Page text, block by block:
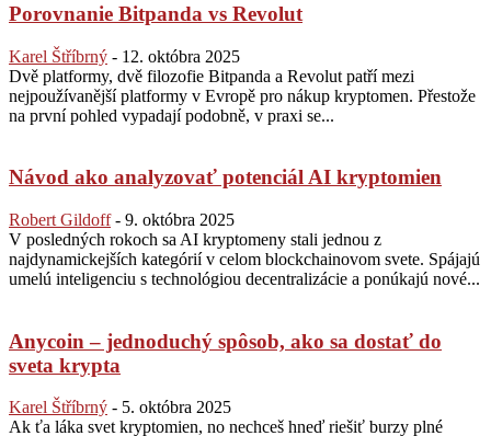
Porovnanie Bitpanda vs Revolut
Karel Štříbrný - 12. októbra 2025
Dvě platformy, dvě filozofie Bitpanda a Revolut patří mezi
nejpoužívanější platformy v Evropě pro nákup kryptomen. Přestože
na první pohled vypadají podobně, v praxi se...
Návod ako analyzovať potenciál AI kryptomien
Robert Gildoff - 9. októbra 2025
V posledných rokoch sa AI kryptomeny stali jednou z
najdynamickejších kategórií v celom blockchainovom svete. Spájajú
umelú inteligenciu s technológiou decentralizácie a ponúkajú nové...
Anycoin – jednoduchý spôsob, ako sa dostať do
sveta krypta
Karel Štříbrný - 5. októbra 2025
Ak ťa láka svet kryptomien, no nechceš hneď riešiť burzy plné